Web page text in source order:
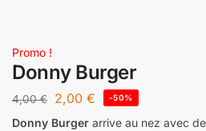
Promo !
Donny Burger
4,00€ 2,00 € -50%
Donny Burger arrive au nez avec